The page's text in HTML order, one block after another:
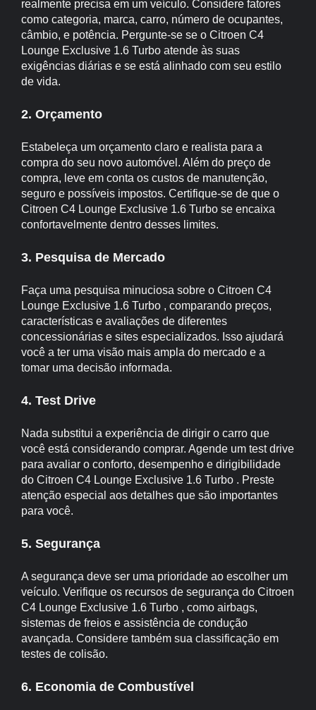
realmente precisa em um veículo. Considere fatores
como categoria, marca, carro, número de ocupantes,
câmbio, e potência. Pergunte-se se o Citroen C4
Lounge Exclusive 1.6 Turbo atende às suas
exigências diárias e se está alinhado com seu estilo
de vida.
2. Orçamento
Estabeleça um orçamento claro e realista para a
compra do seu novo automóvel. Além do preço de
compra, leve em conta os custos de manutenção,
seguro e possíveis impostos. Certifique-se de que o
Citroen C4 Lounge Exclusive 1.6 Turbo se encaixa
confortavelmente dentro desses limites.
3. Pesquisa de Mercado
Faça uma pesquisa minuciosa sobre o Citroen C4
Lounge Exclusive 1.6 Turbo , comparando preços,
características e avaliações de diferentes
concessionárias e sites especializados. Isso ajudará
você a ter uma visão mais ampla do mercado e a
tomar uma decisão informada.
4. Test Drive
Nada substitui a experiência de dirigir o carro que
você está considerando comprar. Agende um test drive
para avaliar o conforto, desempenho e dirigibilidade
do Citroen C4 Lounge Exclusive 1.6 Turbo . Preste
atenção especial aos detalhes que são importantes
para você.
5. Segurança
A segurança deve ser uma prioridade ao escolher um
veículo. Verifique os recursos de segurança do Citroen
C4 Lounge Exclusive 1.6 Turbo , como airbags,
sistemas de freios e assistência de condução
avançada. Considere também sua classificação em
testes de colisão.
6. Economia de Combustível